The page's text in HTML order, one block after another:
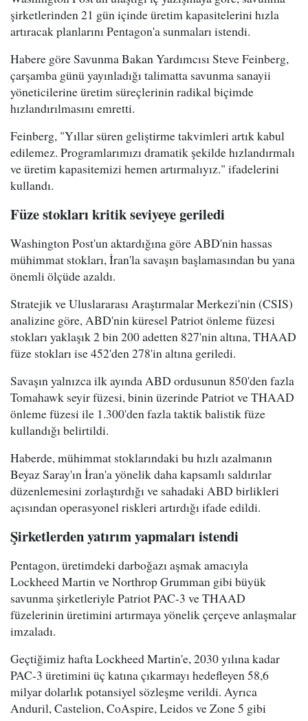
şirketlerinden 21 gün içinde üretim kapasitelerini hızla
artıracak planlarını Pentagon'a sunmaları istendi.
Habere göre Savunma Bakan Yardımcısı Steve Feinberg,
çarşamba günü yayınladığı talimatta savunma sanayii
yöneticilerine üretim süreçlerinin radikal biçimde
hızlandırılmasını emretti.
Feinberg, "Yıllar süren geliştirme takvimleri artık kabul
edilemez. Programlarımızı dramatik şekilde hızlandırmalı
ve üretim kapasitemizi hemen artırmalıyız." ifadelerini
kullandı.
Füze stokları kritik seviyeye geriledi
Washington Post'un aktardığına göre ABD'nin hassas
mühimmat stokları, İran'la savaşın başlamasından bu yana
önemli ölçüde azaldı.
Stratejik ve Uluslararası Araştırmalar Merkezi'nin (CSIS)
analizine göre, ABD'nin küresel Patriot önleme füzesi
stokları yaklaşık 2 bin 200 adetten 827'nin altına, THAAD
füze stokları ise 452'den 278'in altına geriledi.
Savaşın yalnızca ilk ayında ABD ordusunun 850'den fazla
Tomahawk seyir füzesi, binin üzerinde Patriot ve THAAD
önleme füzesi ile 1.300'den fazla taktik balistik füze
kullandığı belirtildi.
Haberde, mühimmat stoklarındaki bu hızlı azalmanın
Beyaz Saray'ın İran'a yönelik daha kapsamlı saldırılar
düzenlemesini zorlaştırdığı ve sahadaki ABD birlikleri
açısından operasyonel riskleri artırdığı ifade edildi.
Şirketlerden yatırım yapmaları istendi
Pentagon, üretimdeki darboğazı aşmak amacıyla
Lockheed Martin ve Northrop Grumman gibi büyük
savunma şirketleriyle Patriot PAC-3 ve THAAD
füzelerinin üretimini artırmaya yönelik çerçeve anlaşmalar
imzaladı.
Geçtiğimiz hafta Lockheed Martin'e, 2030 yılına kadar
PAC-3 üretimini üç katına çıkarmayı hedefleyen 58,6
milyar dolarlık potansiyel sözleşme verildi. Ayrıca
Anduril, Castelion, CoAspire, Leidos ve Zone 5 gibi